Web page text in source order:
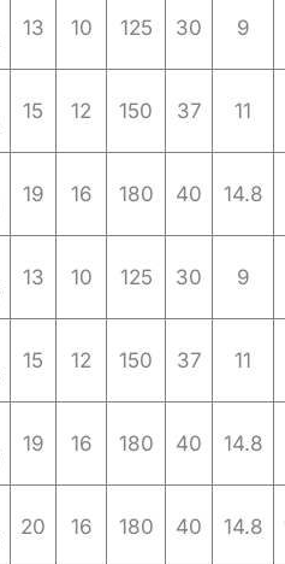
13 10 125 30 9
15 12 150 37 11
19 16 180 40 14.8
13 10 125 30 9
15 12 150 37 11
19 16 180 40 14.8
20 16 180 40 14.8